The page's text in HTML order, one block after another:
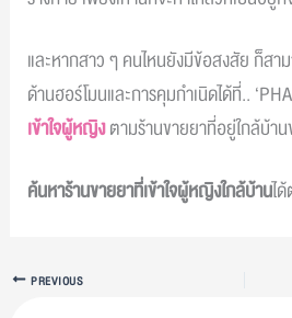
และหากสาว ๆ คนไหนยังมีข้อสงสัย ก็สา
ด้านฮอร์โมนและการคุมกำเนิดได้ที่..
เข้าใจผู้หญิงตามร้านขายยาที่อยู่ใกล้บ้า
ค้นหาร้านขายยาที่เข้าใจผู้หญิงใกล้บ้านไ
PREVIOUS